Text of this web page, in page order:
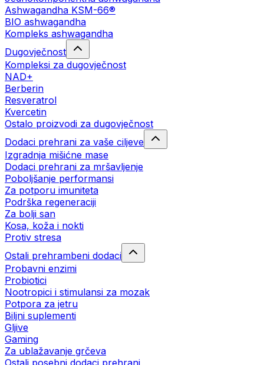
Ashwagandha KSM-66®
BIO ashwagandha
Kompleks ashwagandha
Dugovječnost
Kompleksi za dugovječnost
NAD+
Berberin
Resveratrol
Kvercetin
Ostalo proizvodi za dugovječnost
Dodaci prehrani za vaše ciljeve
Izgradnja mišićne mase
Dodaci prehrani za mršavljenje
Poboljšanje performansi
Za potporu imuniteta
Podrška regeneraciji
Za bolji san
Kosa, koža i nokti
Protiv stresa
Ostali prehrambeni dodaci
Probavni enzimi
Probiotici
Nootropici i stimulansi za mozak
Potpora za jetru
Biljni suplementi
Gljive
Gaming
Za ublažavanje grčeva